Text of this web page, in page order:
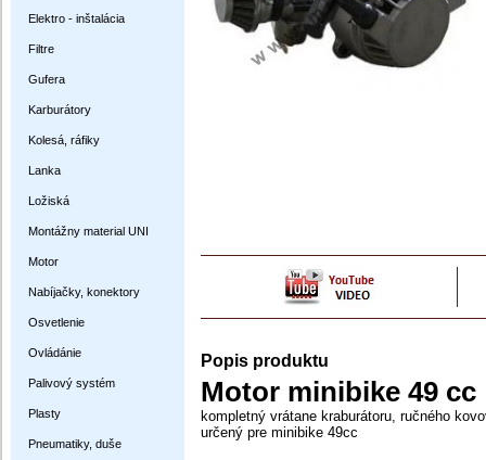
Elektro - inštalácia
Filtre
Gufera
Karburátory
Kolesá, ráfiky
Lanka
Ložiská
Montážny material UNI
Motor
Nabíjačky, konektory
Osvetlenie
Ovládánie
Palivový systém
Plasty
Pneumatiky, duše
Popis produktu
Motor minibike 49 cc
kompletný vrátane kraburátoru, ručného
určený pre minibike 49cc